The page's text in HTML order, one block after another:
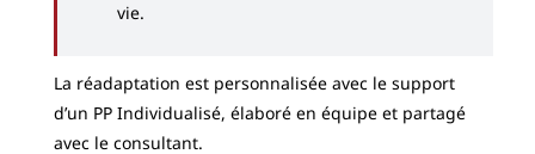
vie.
La réadaptation est personnalisée avec le support
d’un PP Individualisé, élaboré en équipe et partagé
avec le consultant.